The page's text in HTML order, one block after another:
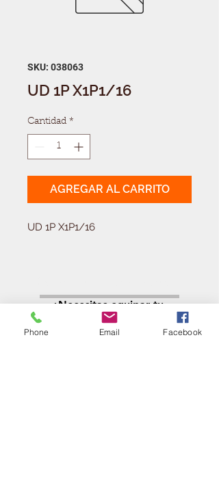
SKU: 038063
UD 1P X1P1/16
Cantidad *
AGREGAR AL CARRITO
UD 1P X1P1/16
¿Necesitas equipar tu
ferretería?
Phone Email Facebook